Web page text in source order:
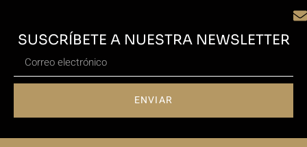
SUSCRÍBETE A NUESTRA NEWSLETTER
ENVIAR